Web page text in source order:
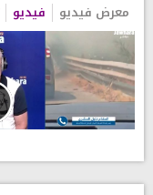
معرض فيديو فيديو